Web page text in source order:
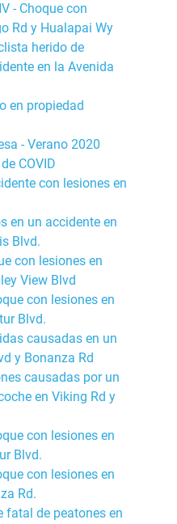
- Choque con
Rd y Hualapai Wy
herido de
en la Avenida
en propiedad
- Verano 2020
COVID
con lesiones en
en un accidente en
Blvd.
con lesiones en
View Blvd
con lesiones en
Blvd.
causadas en un
y Bonanza Rd
causadas por un
en Viking Rd y
con lesiones en
Blvd.
con lesiones en
Rd.
fatal de peatones en